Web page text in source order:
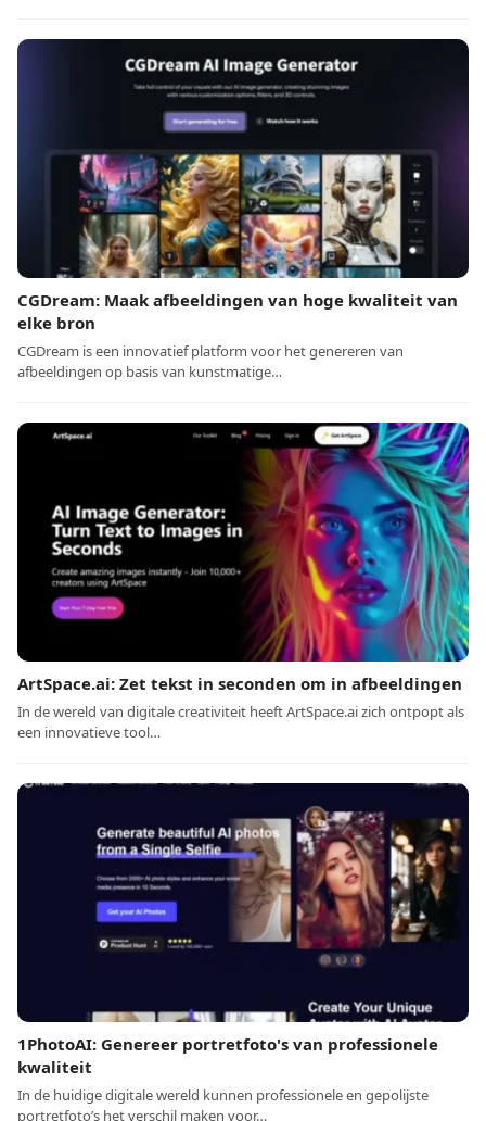
CGDream: Maak afbeeldingen van hoge kwaliteit van
elke bron
CGDream is een innovatief platform voor het genereren van
afbeeldingen op basis van kunstmatige…
ArtSpace.ai: Zet tekst in seconden om in afbeeldingen
In de wereld van digitale creativiteit heeft ArtSpace.ai zich ontpopt als
een innovatieve tool…
1PhotoAI: Genereer portretfoto's van professionele
kwaliteit
In de huidige digitale wereld kunnen professionele en gepolijste
portretfoto’s het verschil maken voor…